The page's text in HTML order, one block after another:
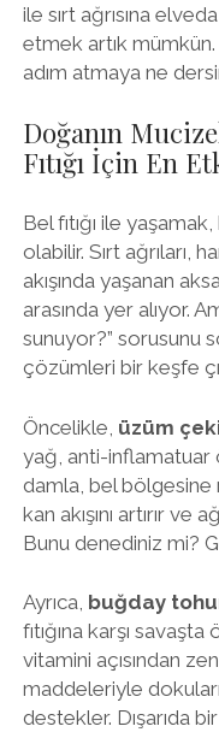
ile sırt ağrısına
etmek artık
adım atmaya ne
Doğanın
Fıtığı İçin En
Bel fıtığı ile
olabilir. Sırt ağrıları,
akışında yaşanan
arasında yer alıyor.
sunuyor?” sorusunu
çözümleri bir keşfe
Öncelikle, üzüm
yağ, anti-inflamatuar
damla, bel bölgesine
kan akışını artırır ve
Bunu denediniz mi?
Ayrıca, buğday
fıtığına karşı
vitamini açısından
maddeleriyle
destekler. Dışarıda